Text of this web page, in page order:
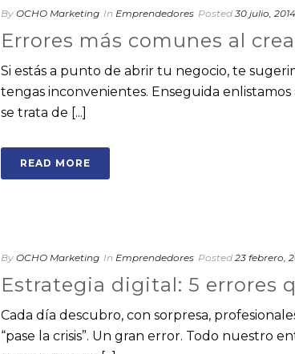
By OCHO Marketing In Emprendedores Posted 30 julio, 2014
Errores más comunes al
Si estás a punto de abrir tu negocio, te
tengas inconvenientes. Enseguida
se trata de [...]
READ MORE
By OCHO Marketing In Emprendedores Posted 23 febrero,
Estrategia digital: 5 errores
Cada día descubro, con sorpresa,
“pase la crisis”. Un gran error. Todo nuestro